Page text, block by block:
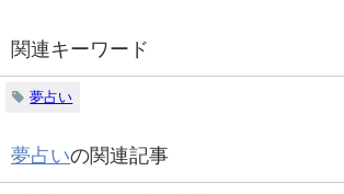
関連キーワード
夢占い
夢占いの関連記事